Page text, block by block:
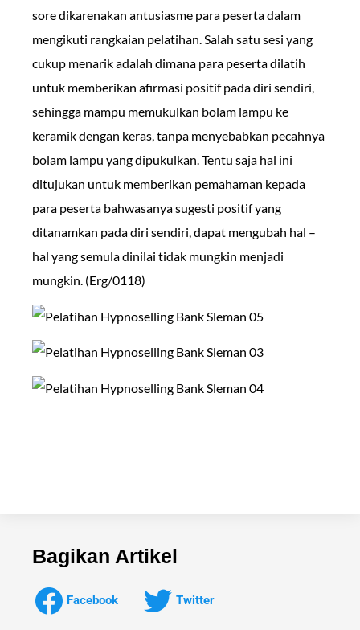
sore dikarenakan antusiasme para peserta dalam
mengikuti rangkaian pelatihan. Salah satu sesi yang
cukup menarik adalah dimana para peserta dilatih
untuk memberikan afirmasi positif pada diri sendiri,
sehingga mampu memukulkan bolam lampu ke
keramik dengan keras, tanpa menyebabkan pecahnya
bolam lampu yang dipukulkan. Tentu saja hal ini
ditujukan untuk memberikan pemahaman kepada
para peserta bahwasanya sugesti positif yang
ditanamkan pada diri sendiri, dapat mengubah hal –
hal yang semula dinilai tidak mungkin menjadi
mungkin. (Erg/0118)
Bagikan Artikel
Facebook Twitter